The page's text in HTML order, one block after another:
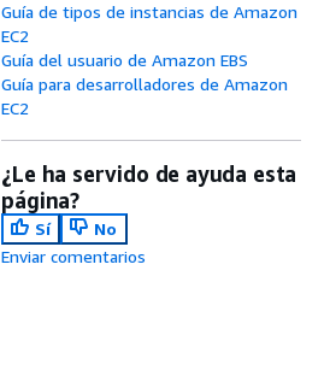
Guía de tipos de instancias de Amazon
EC2
Guía del usuario de Amazon EBS
Guía para desarrolladores de Amazon
EC2
¿Le ha servido de ayuda esta
página?
Sí
No
Enviar comentarios